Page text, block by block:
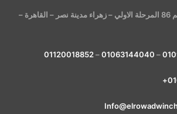
العنوان : رقم 1 عمارة رقم 86 المرحلة الاولي – زهراء مدينة نصر – القاهرة –
–
01063144040
–
01120018852